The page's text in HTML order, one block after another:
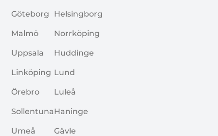
Göteborg
Malmö
Uppsala
Linköping
Örebro
Sollentuna
Umeå
Helsingborg
Norrköping
Huddinge
Lund
Luleå
Haninge
Gävle